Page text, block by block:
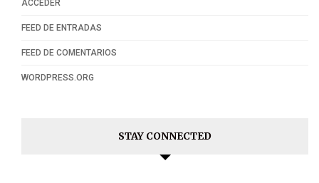
ACCEDER
FEED DE ENTRADAS
FEED DE COMENTARIOS
WORDPRESS.ORG
STAY CONNECTED